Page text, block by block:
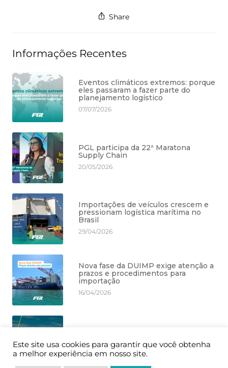
Share
Informações Recentes
Eventos climáticos extremos: porque
eles passaram a fazer parte do
planejamento logístico
07/07/2026
PGL participa da 22ª Maratona
Supply Chain
20/05/2026
Importações de veículos crescem e
pressionam logística marítima no
Brasil
29/04/2026
Nova fase da DUIMP exige atenção a
prazos e procedimentos para
importação
16/04/2026
12/11/2025
Este site usa cookies para garantir que você obtenha
a melhor experiência em nosso site.